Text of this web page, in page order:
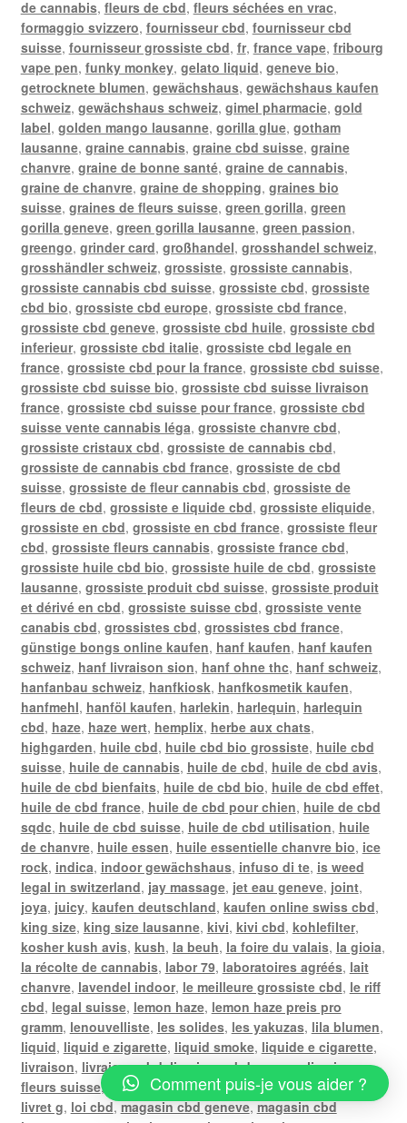
de cannabis, fleurs de cbd, fleurs séchées en vrac,
formaggio svizzero, fournisseur cbd, fournisseur cbd
suisse, fournisseur grossiste cbd, fr, france vape, fribourg
vape pen, funky monkey, gelato liquid, geneve bio,
getrocknete blumen, gewächshaus, gewächshaus kaufen
schweiz, gewächshaus schweiz, gimel pharmacie, gold
label, golden mango lausanne, gorilla glue, gotham
lausanne, graine cannabis, graine cbd suisse, graine
chanvre, graine de bonne santé, graine de cannabis,
graine de chanvre, graine de shopping, graines bio
suisse, graines de fleurs suisse, green gorilla, green
gorilla geneve, green gorilla lausanne, green passion,
greengo, grinder card, großhandel, grosshandel schweiz,
grosshändler schweiz, grossiste, grossiste cannabis,
grossiste cannabis cbd suisse, grossiste cbd, grossiste
cbd bio, grossiste cbd europe, grossiste cbd france,
grossiste cbd geneve, grossiste cbd huile, grossiste cbd
inferieur, grossiste cbd italie, grossiste cbd legale en
france, grossiste cbd pour la france, grossiste cbd suisse,
grossiste cbd suisse bio, grossiste cbd suisse livraison
france, grossiste cbd suisse pour france, grossiste cbd
suisse vente cannabis léga, grossiste chanvre cbd,
grossiste cristaux cbd, grossiste de cannabis cbd,
grossiste de cannabis cbd france, grossiste de cbd
suisse, grossiste de fleur cannabis cbd, grossiste de
fleurs de cbd, grossiste e liquide cbd, grossiste eliquide,
grossiste en cbd, grossiste en cbd france, grossiste fleur
cbd, grossiste fleurs cannabis, grossiste france cbd,
grossiste huile cbd bio, grossiste huile de cbd, grossiste
lausanne, grossiste produit cbd suisse, grossiste produit
et dérivé en cbd, grossiste suisse cbd, grossiste vente
canabis cbd, grossistes cbd, grossistes cbd france,
günstige bongs online kaufen, hanf kaufen, hanf kaufen
schweiz, hanf livraison sion, hanf ohne thc, hanf schweiz,
hanfanbau schweiz, hanfkiosk, hanfkosmetik kaufen,
hanfmehl, hanföl kaufen, harlekin, harlequin, harlequin
cbd, haze, haze wert, hemplix, herbe aux chats,
highgarden, huile cbd, huile cbd bio grossiste, huile cbd
suisse, huile de cannabis, huile de cbd, huile de cbd avis,
huile de cbd bienfaits, huile de cbd bio, huile de cbd effet,
huile de cbd france, huile de cbd pour chien, huile de cbd
sqdc, huile de cbd suisse, huile de cbd utilisation, huile
de chanvre, huile essen, huile essentielle chanvre bio, ice
rock, indica, indoor gewächshaus, infuso di te, is weed
legal in switzerland, jay massage, jet eau geneve, joint,
joya, juicy, kaufen deutschland, kaufen online swiss cbd,
king size, king size lausanne, kivi, kivi cbd, kohlefilter,
kosher kush avis, kush, la beuh, la foire du valais, la gioia,
la récolte de cannabis, labor 79, laboratoires agréés, lait
chanvre, lavendel indoor, le meilleure grossiste cbd, le riff
cbd, legal suisse, lemon haze, lemon haze preis pro
gramm, lenouvelliste, les solides, les yakuzas, lila blumen,
liquid, liquid e zigarette, liquid smoke, liquide e cigarette,
livraison, livraison cbd,livraison cbd geneve,livraison
fleurs suisse, livraison gratuite poste,livraison weed,
livret g, loi cbd,magasin cbd geneve,magasin cbd
Comment puis-je vous aider ?